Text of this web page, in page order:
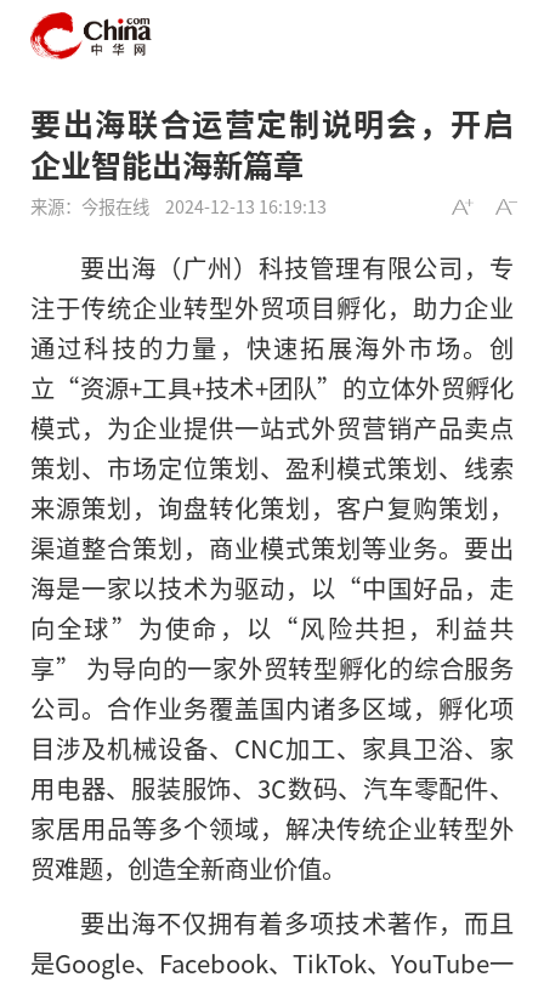
要出海联合运营定制说明会，开启
企业智能出海新篇章
来源：今报在线 2024-12-13 16:19:13
要出海（广州）科技管理有限公司，专
注于传统企业转型外贸项目孵化，助力企业
通过科技的力量，快速拓展海外市场。创
立“资源+工具+技术+团队”的立体外贸孵化
模式，为企业提供一站式外贸营销产品卖点
策划、市场定位策划、盈利模式策划、线索
来源策划，询盘转化策划，客户复购策划，
渠道整合策划，商业模式策划等业务。要出
海是一家以技术为驱动，以“中国好品，走
向全球”为使命，以“风险共担，利益共
享” 为导向的一家外贸转型孵化的综合服务
公司。合作业务覆盖国内诸多区域，孵化项
目涉及机械设备、CNC加工、家具卫浴、家
用电器、服装服饰、3C数码、汽车零配件、
家居用品等多个领域，解决传统企业转型外
贸难题，创造全新商业价值。
要出海不仅拥有着多项技术著作，而且
是Google、Facebook、TikTok、YouTube一